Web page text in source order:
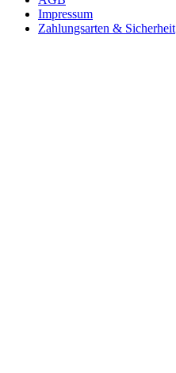
Impressum
Zahlungsarten & Sicherheit